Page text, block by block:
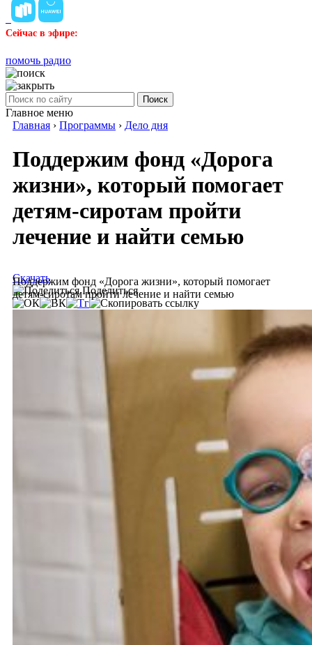
Сейчас в эфире:
помочь радио
Поиск
Главное меню
Главная › Программы › Дело дня
Поддержим фонд «Дорога
жизни», который помогает
детям-сиротам пройти
лечение и найти семью
Поддержим фонд «Дорога жизни», который помогает
детям-сиротам пройти лечение и найти семью
Скачать
Поделиться